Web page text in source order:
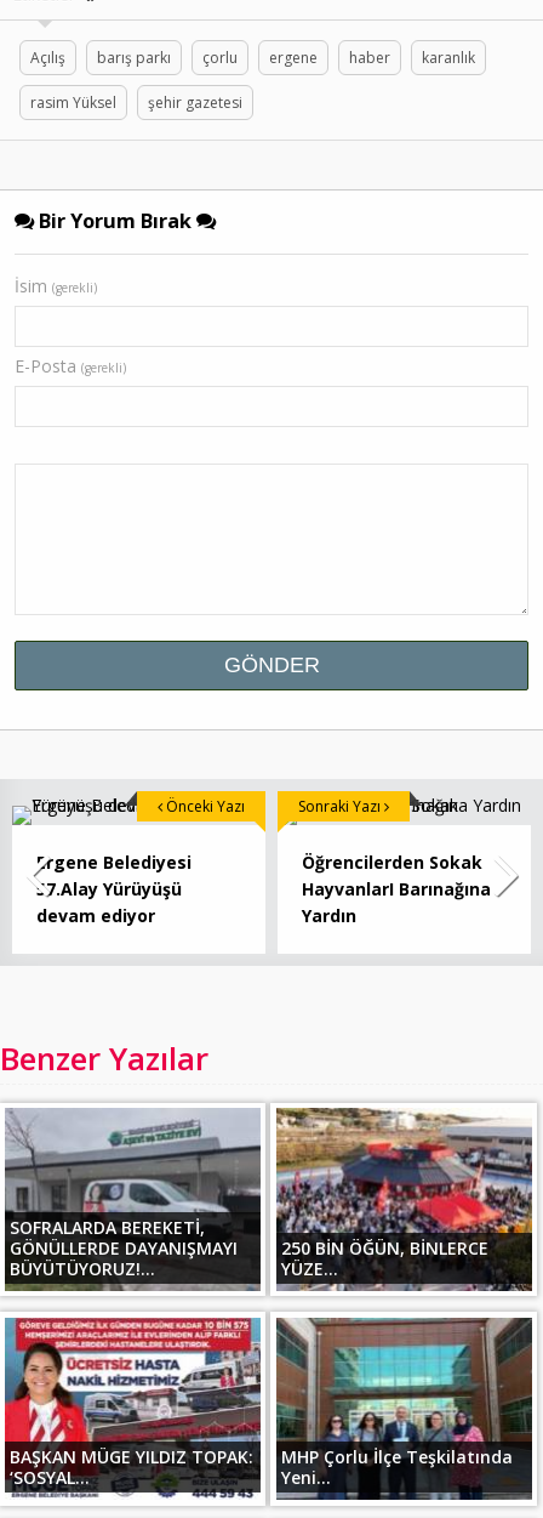
Açılış barış parkı çorlu ergene haber karanlık
rasim Yüksel şehir gazetesi
Bir Yorum Bırak
İsim (gerekli)
E-Posta (gerekli)
Ergene Belediyesi
57.Alay Yürüyüşü
devam ediyor
Önceki Yazı
Öğrencilerden Sokak
HayvanlarI Barınağına
Yardın
Sonraki Yazı
Benzer Yazılar
SOFRALARDA BEREKETİ,
GÖNÜLLERDE DAYANIŞMAYI
BÜYÜTÜYORUZ!...
250 BİN ÖĞÜN, BİNLERCE
YÜZE...
BAŞKAN MÜGE YILDIZ TOPAK:
‘SOSYAL...
MHP Çorlu İlçe Teşkilatında
Yeni...